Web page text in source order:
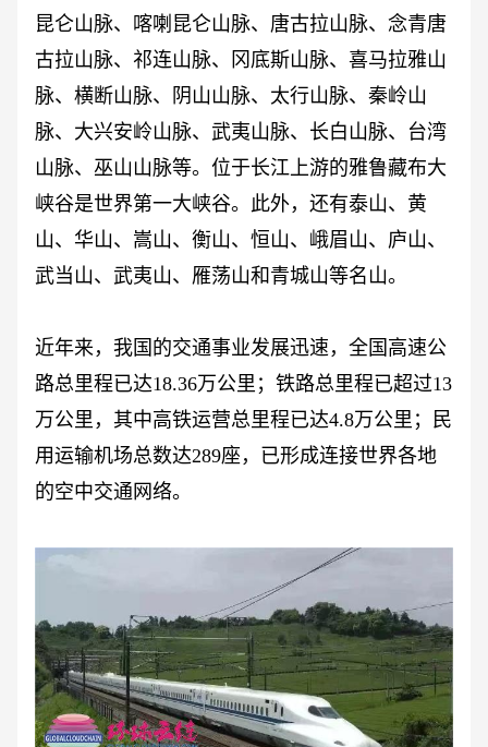
昆仑山脉、喀喇昆仑山脉、唐古拉山脉、念青唐
古拉山脉、祁连山脉、冈底斯山脉、喜马拉雅山
脉、横断山脉、阴山山脉、太行山脉、秦岭山
脉、大兴安岭山脉、武夷山脉、长白山脉、台湾
山脉、巫山山脉等。位于长江上游的雅鲁藏布大
峡谷是世界第一大峡谷。此外，还有泰山、黄
山、华山、嵩山、衡山、恒山、峨眉山、庐山、
武当山、武夷山、雁荡山和青城山等名山。
近年来，我国的交通事业发展迅速，全国高速公
路总里程已达18.36万公里；铁路总里程已超过13
万公里，其中高铁运营总里程已达4.8万公里；民
用运输机场总数达289座，已形成连接世界各地
的空中交通网络。